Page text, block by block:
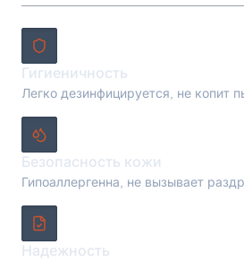
Гигиеничность
Легко дезинфицируется, не копит
Безопасность кожи
Гипоаллергенна, не вызывает
Надежность